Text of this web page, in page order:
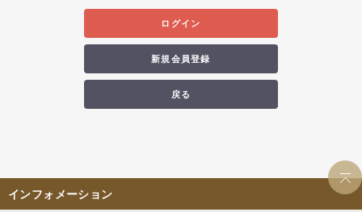
ログイン
新規会員登録
戻る
インフォメーション